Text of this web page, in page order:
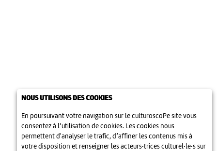
NOUS UTILISONS DES COOKIES
En poursuivant votre navigation sur le culturoscoPe site vous
consentez à l’utilisation de cookies. Les cookies nous
permettent d'analyser le trafic, d’affiner les contenus mis à
votre disposition et renseigner les acteurs·trices culturel·le·s sur